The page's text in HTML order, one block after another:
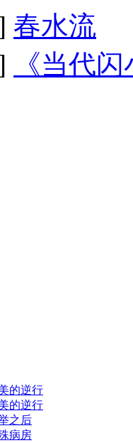
春水流
《当代
的逆行
的逆行
之后
病房